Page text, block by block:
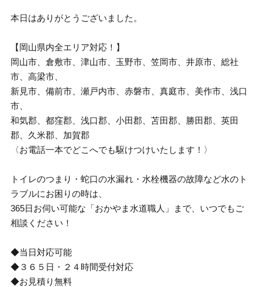
本日はありがとうございました。
【岡山県内全エリア対応！】
岡山市、倉敷市、津山市、玉野市、笠岡市、井原市、総社
市、高梁市、
新見市、備前市、瀬戸内市、赤磐市、真庭市、美作市、浅口
市、
和気郡、都窪郡、浅口郡、小田郡、苫田郡、勝田郡、英田
郡、久米郡、加賀郡
〈お電話一本でどこへでも駆けつけいたします！〉
トイレのつまり・蛇口の水漏れ・水栓機器の故障など水のト
ラブルにお困りの時は、
365日お伺い可能な「おかやま水道職人」まで、いつでもご
相談ください！
◆当日対応可能
◆３６５日・２４時間受付対応
◆お見積り無料